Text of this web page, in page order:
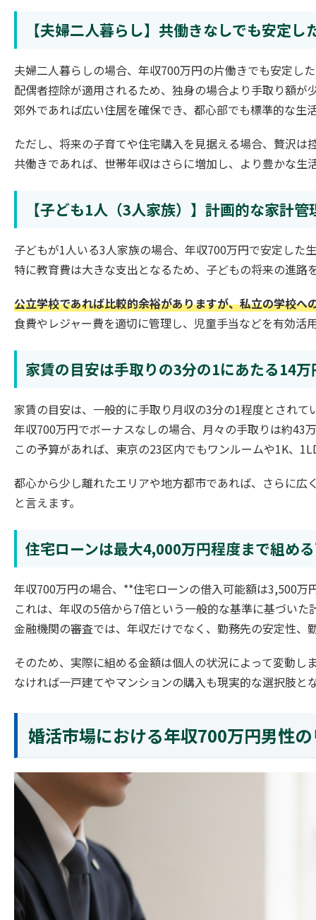
【夫婦二人暮らし】共働きなしでも安定し
夫婦二人暮らしの場合、年収700万円の片働きでも安定し
配偶者控除が適用されるため、独身の場合より手取り額が
郊外であれば広い住居を確保でき、都心部でも標準的な生
ただし、将来の子育てや住宅購入を見据える場合、贅沢
共働きであれば、世帯年収はさらに増加し、より豊かな生
【子ども1人（3人家族）】計画的な家計
子どもが1人いる3人家族の場合、年収700万円で安定した
特に教育費は大きな支出となるため、子どもの将来の進路
公立学校であれば比較的余裕がありますが、私立の学校
食費やレジャー費を適切に管理し、児童手当などを有効
家賃の目安は手取りの3分の1にあたる14万
家賃の目安は、一般的に手取り月収の3分の1程度とされて
年収700万円でボーナスなしの場合、月々の手取りは約43
この予算があれば、東京の23区内でもワンルームや1K、
都心から少し離れたエリアや地方都市であれば、さらに
と言えます。
住宅ローンは最大4,000万円程度まで組め
年収700万円の場合、**住宅ローンの借入可能額は3,500
これは、年収の5倍から7倍という一般的な基準に基づいた
金融機関の審査では、年収だけでなく、勤務先の安定性
そのため、実際に組める金額は個人の状況によって変動
なければ一戸建てやマンションの購入も現実的な選択肢と
婚活市場における年収700万円男性